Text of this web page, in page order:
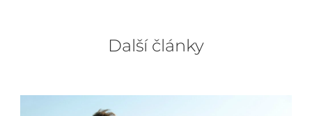
Další články